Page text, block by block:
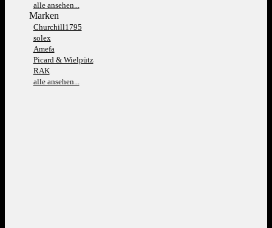
alle ansehen...
Marken
Churchill1795
solex
Amefa
Picard & Wielpütz
RAK
alle ansehen...